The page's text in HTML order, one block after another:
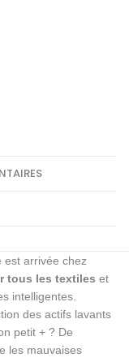
est arrivée chez
tous les textiles et
intelligentes.
des actifs lavants
petit + ? De
les mauvaises